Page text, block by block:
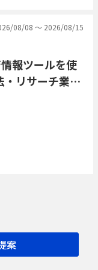
08/08 〜 2026/08/15
報ツールを使
・リサーチ業務
案